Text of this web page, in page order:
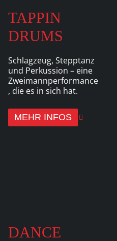
JOBS
TAPPIN
DRUMS
Schlagzeug, Stepptanz
und Perkussion – eine
Zweimannperformance
, die es in sich hat.
MEHR INFOS
DANCE